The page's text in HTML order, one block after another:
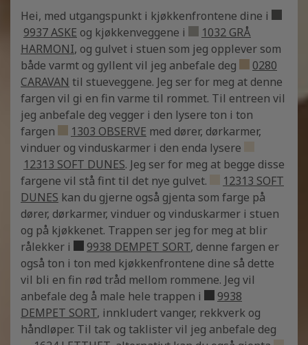
Hei, med utgangspunkt i kjøkkenfrontene dine i
9937 ASKE og kjøkkenveggene i
1032 GRÅ
HARMONI, og gulvet i stuen som jeg opplever som
både varmt og gyllent vil jeg anbefale deg
0280
CARAVAN til stueveggene. Jeg ser for meg at denne
fargen vil gi en fin varme til rommet. Til entreen vil
jeg anbefale deg vegger i den lysere ton i ton
fargen
1303 OBSERVE med dører, dørkarmer,
vinduer og vinduskarmer i den enda lysere
12313 SOFT DUNES. Jeg ser for meg at begge disse
fargene vil stå fint til det nye gulvet.
12313 SOFT
DUNES kan du gjerne også gjenta som farge på
dører, dørkarmer, vinduer og vinduskarmer i stuen
og på kjøkkenet. Trappen ser jeg for meg at blir
rålekker i
9938 DEMPET SORT, denne fargen er
også ton i ton med kjøkkenfrontene dine så dette
vil bli en fin rød tråd mellom rommene. Jeg vil
anbefale deg å male hele trappen i
9938
DEMPET SORT, innkludert vanger, rekkverk og
håndløper. Til tak og taklister vil jeg anbefale deg